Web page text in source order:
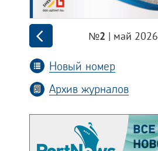
№2 | май 2026
Новый номер
Архив журналов